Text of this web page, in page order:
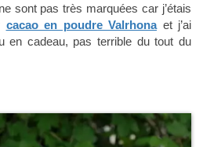
sont pas très marquées car j’étais
cacao en poudre Valrhonaet j’ai
en cadeau, pas terrible du tout du